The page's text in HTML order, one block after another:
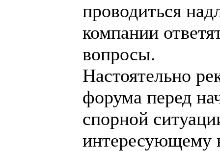
проводиться
компании
вопросы.
Настоятельно
форума перед
спорной
интересующему